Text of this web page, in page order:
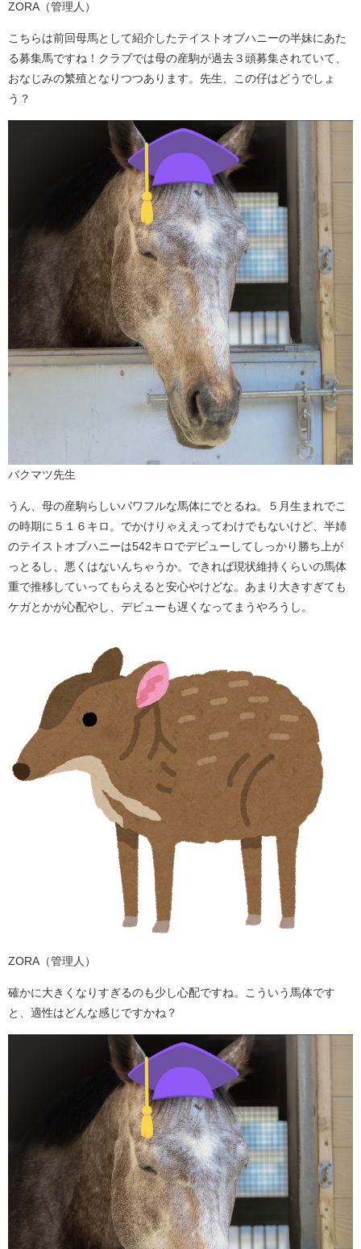
ZORA（管理人）
こちらは前回母馬として紹介したテイストオブハニーの半妹にあた
る募集馬ですね！クラブでは母の産駒が過去３頭募集されていて、
おなじみの繁殖となりつつあります。先生、この仔はどうでしょ
う？
バクマツ先生
うん、母の産駒らしいパワフルな馬体にでとるね。５月生まれでこ
の時期に５１６キロ。でかけりゃええってわけでもないけど、半姉
のテイストオブハニーは542キロでデビューしてしっかり勝ち上が
っとるし、悪くはないんちゃうか。できれば現状維持くらいの馬体
重で推移していってもらえると安心やけどな。あまり大きすぎても
ケガとかが心配やし、デビューも遅くなってまうやろうし。
ZORA（管理人）
確かに大きくなりすぎるのも少し心配ですね。こういう馬体です
と、適性はどんな感じですかね？